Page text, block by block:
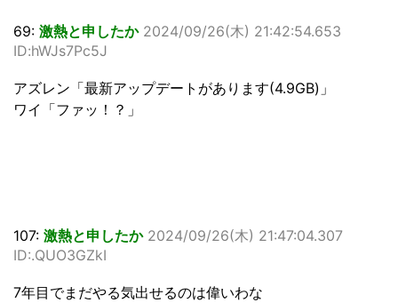
69: 激熱と申したか 2024/09/26(木) 21:42:54.653
ID:hWJs7Pc5J
アズレン「最新アップデートがあります(4.9GB)」
ワイ「ファッ！？」
107: 激熱と申したか 2024/09/26(木) 21:47:04.307
ID:.QUO3GZkI
7年目でまだやる気出せるのは偉いわな